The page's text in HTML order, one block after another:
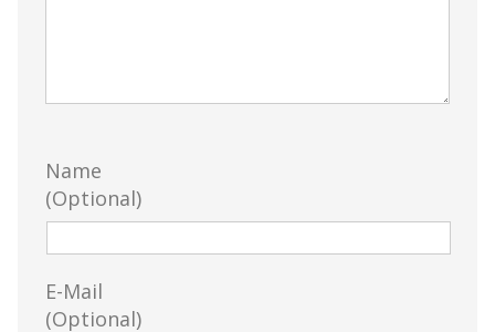
Name
(Optional)
E-Mail
(Optional)